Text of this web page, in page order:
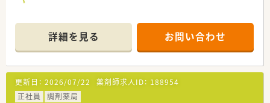
詳細を見る お問い合わせ
更新日： 2026/07/22 薬剤師求人ID： 188954
正社員
調剤薬局